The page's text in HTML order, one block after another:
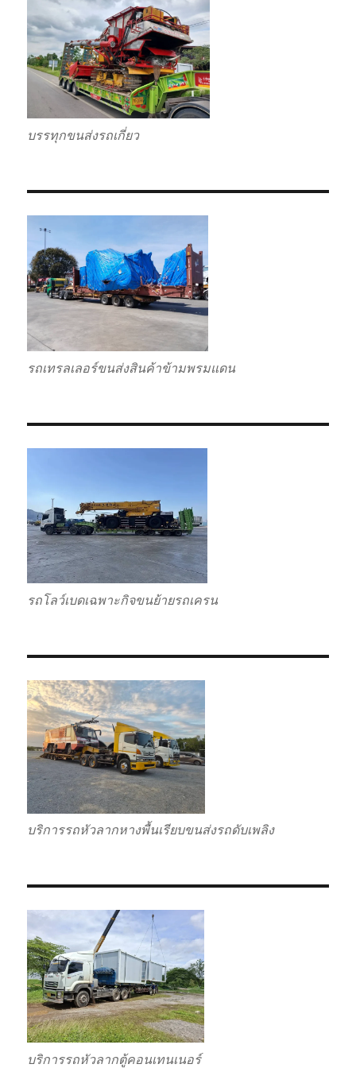
บรรทุกขนส่งรถเกี่ยว
รถเทรลเลอร์ขนส่งสินค้าข้ามพรมแดน
รถโลว์เบดเฉพาะกิจขนย้ายรถเครน
บริการรถหัวลากหางพื้นเรียบขนส่งรถดับเพลิง
บริการรถหัวลากตู้คอนเทนเนอร์